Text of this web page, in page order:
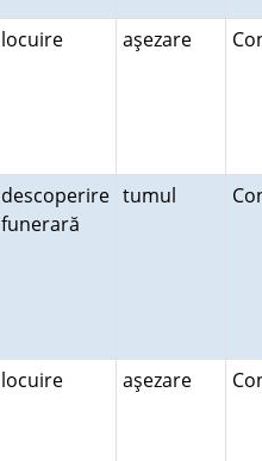
locuire aşezare
descoperire
funerară
tumul
locuire aşezare